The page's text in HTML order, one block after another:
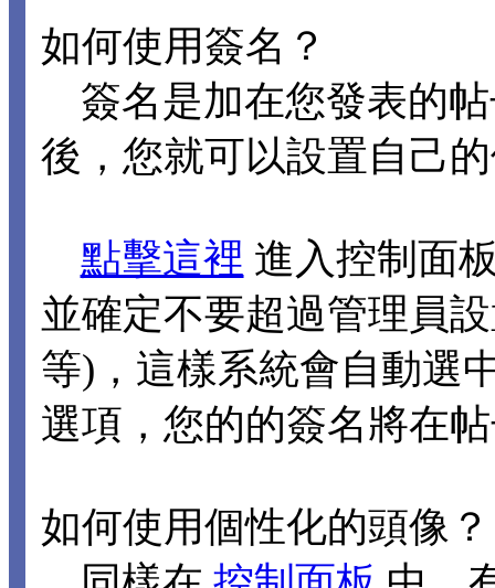
如何使用簽名？
簽名是加在您發表的
後，您就可以設置自己
點擊這裡 進入控制面
並確定不要超過管理員
等)，這樣系統會自動選
選項，您的的簽名將在
如何使用個性化的頭像？